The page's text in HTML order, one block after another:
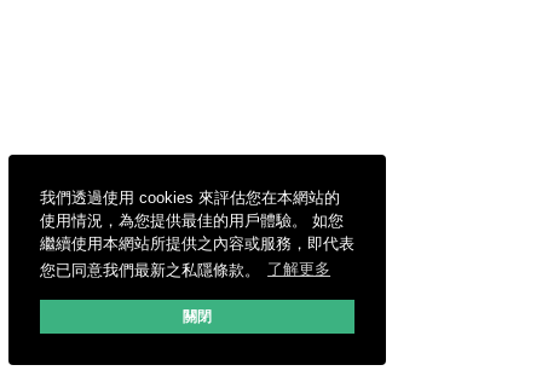
我們透過使用 cookies 來評估您在本網站的
使用情況，為您提供最佳的用戶體驗。 如您
繼續使用本網站所提供之內容或服務，即代表
您已同意我們最新之私隱條款。
了解更多
關閉